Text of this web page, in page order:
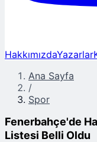
HakkımızdaYazarlar
Ana Sayfa
/
Spor
Fenerbahçe'de
Listesi Belli Oldu